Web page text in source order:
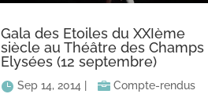
Gala des Etoiles du XXIème
siècle au Théâtre des Champs
Elysées (12 septembre)
Sep 14, 2014
Compte-rendus